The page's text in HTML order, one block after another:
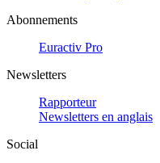
Abonnements
Euractiv Pro
Newsletters
Rapporteur
Newsletters en anglais
Social